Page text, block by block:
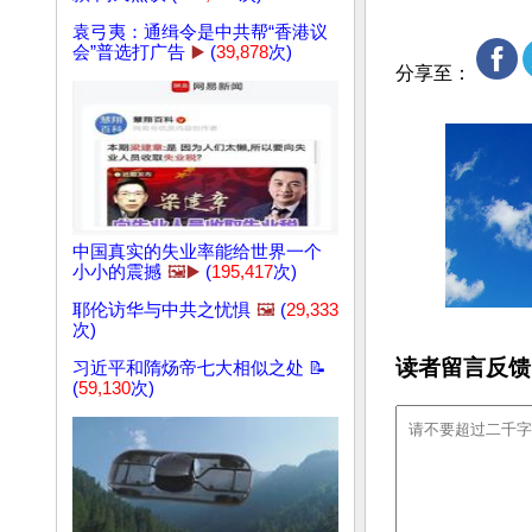
袁弓夷：通缉令是中共帮“香港议
会”普选打广告 ▶️ (39,878次)
中国真实的失业率能给世界一个
小小的震撼 🖼️▶️ (195,417次)
耶伦访华与中共之忧惧 🖼️ (29,333
次)
习近平和隋炀帝七大相似之处 📝
(59,130次)
分享至：
读者留言反